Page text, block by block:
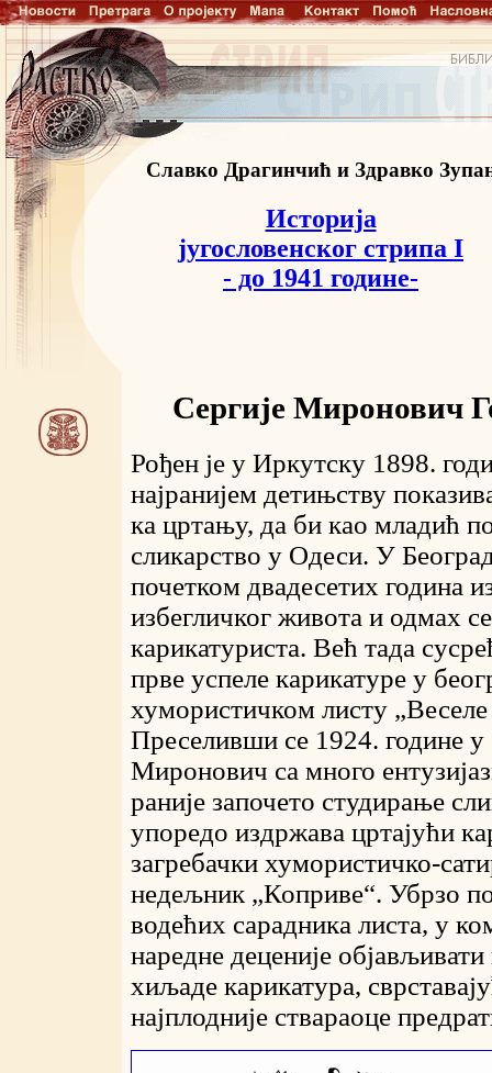
Славко Драгинчић и Здравко
Историја
југословенског стрипа I
- до 1941 године-
Сергије Миронович
Рођен је у Иркутску 1898.
најранијем детињству
ка цртању, да би као младић
сликарство у Одеси. У
почетком двадесетих година
избегличког живота и одмах
карикатуриста. Већ тада
прве успеле карикатуре у
хумористичком листу
Преселивши се 1924. године у
Миронович са много
раније започето студирање
упоредо издржава цртајући
загребачки хумористичко-
недељник „Коприве“. Убрзо
водећих сарадника листа, у
наредне деценије
хиљаде карикатура,
најплодније ствараоце